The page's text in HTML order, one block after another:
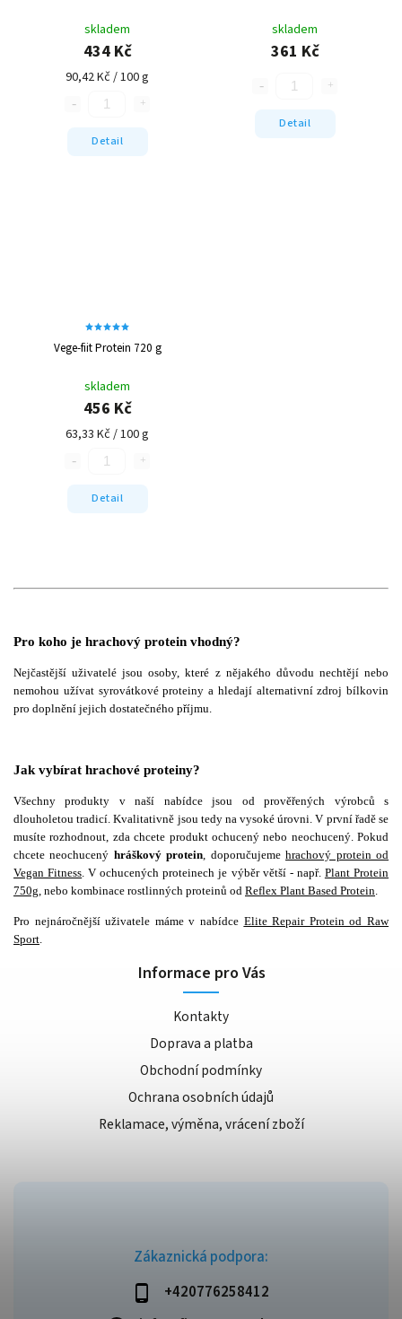
skladem
434 Kč
90,42 Kč / 100 g
Detail
skladem
361 Kč
Detail
Vege-fiit Protein 720 g
skladem
456 Kč
63,33 Kč / 100 g
Detail
Pro koho je hrachový protein vhodný?
Nejčastější uživatelé jsou osoby, které z nějakého důvodu nechtějí nebo
nemohou užívat syrovátkové proteiny a hledají alternativní zdroj bílkovin
pro doplnění jejich dostatečného příjmu.
Jak vybírat hrachové proteiny?
Všechny produkty v naší nabídce jsou od prověřených výrobců s
dlouholetou tradicí. Kvalitativně jsou tedy na vysoké úrovni. V první řadě se
musíte rozhodnout, zda chcete produkt ochucený nebo neochucený. Pokud
chcete neochucený hráškový protein , doporučujemehrachový protein od
Vegan Fitness . V ochucených proteinech je výběr větší - např. Plant Protein
750g , nebo kombinace rostlinných proteinů od Reflex Plant Based Protein
Pro nejnáročnější uživatele máme v nabídce Elite Repair Protein od Raw
Sport
Zákaznická podpora:
+420776258412
Informace pro Vás
Kontakty
Doprava a platba
Obchodní podmínky
Ochrana osobních údajů
Reklamace, výměna, vrácení zboží